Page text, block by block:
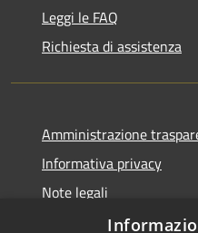
Leggi le FAQ
Richiesta di assistenza
Amministrazione
Informativa privacy
Note legali
Dichiarazione di